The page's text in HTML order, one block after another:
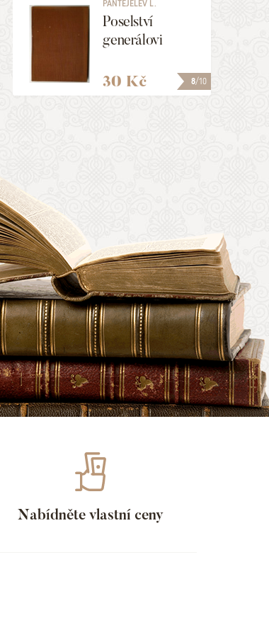
8/10
PANTĚJELEV L.
Poselství
generálovi
30 Kč
Nabídněte vlastní ceny